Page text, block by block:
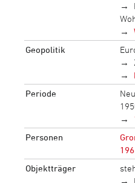
Geopolitik
Periode
Personen
Objektträger